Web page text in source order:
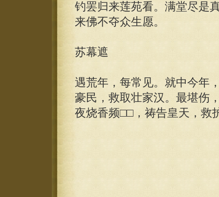
钓罢归来莲苑看。满堂尽是
来佛不夺众生愿。
苏幕遮
遇荒年，每常见。就中今年
豪民，救取壮家汉。最堪伤
夜烧香频□□，祷告皇天，救